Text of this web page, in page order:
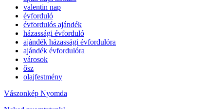
valentin nap
évforduló
évfordulós ajándék
házassági évforduló
ajándék házassági évfordulóra
ajándék évfordulóra
városok
ősz
olajfestmény
Vászonkép Nyomda